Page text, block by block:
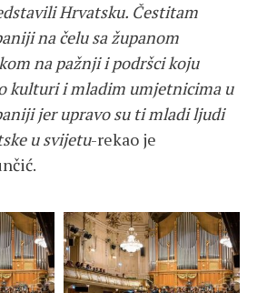
Hrvatsku. Čestitam
na čelu sa županom
na pažnji i podršci koju
kulturi i mladim umjetnicima u
jer upravo su ti mladi ljudi
u svijetu-rekao je